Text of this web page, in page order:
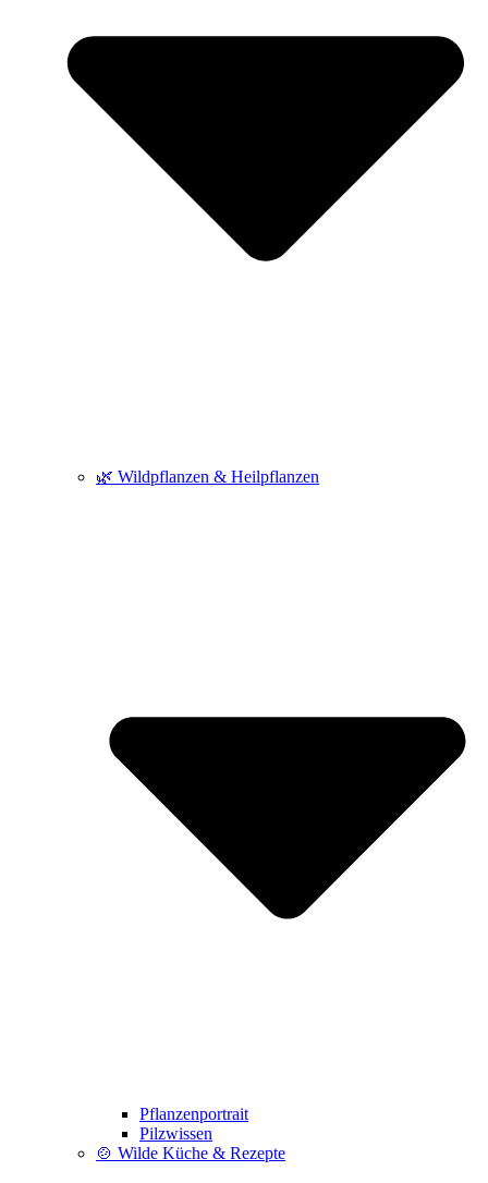
🌿 Wildpflanzen & Heilpflanzen
Pflanzenportrait
Pilzwissen
🍲 Wilde Küche & Rezepte